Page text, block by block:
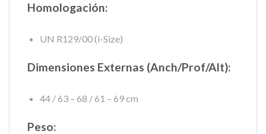
Homologación:
UN R129/00 (i-Size)
Dimensiones Externas (Anch/Prof/Alt):
44 / 63 – 68 / 61 – 69 cm
Peso: